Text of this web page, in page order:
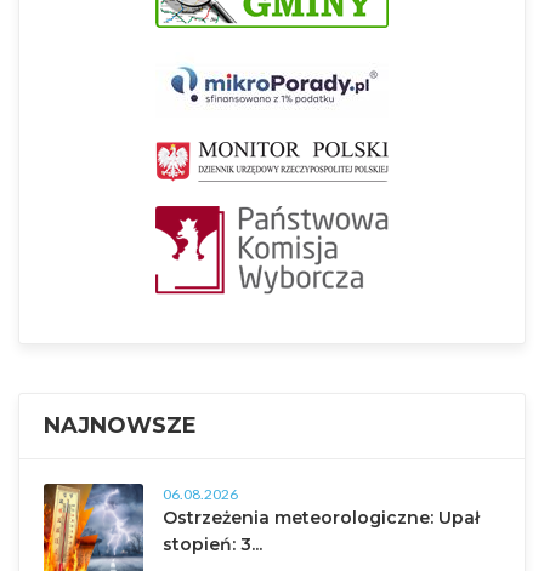
NAJNOWSZE
06.08.2026
Ostrzeżenia meteorologiczne: Upał
stopień: 3...